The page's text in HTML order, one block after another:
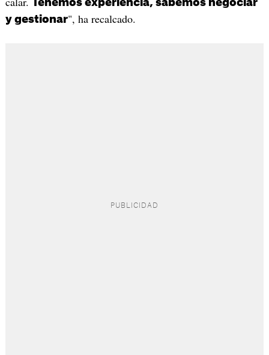
y gestionar", ha recalcado.